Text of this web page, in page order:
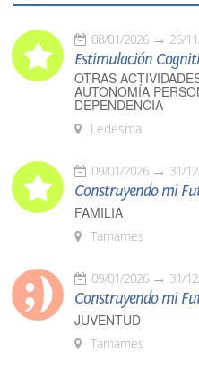
08/01/2026 26/
Estimulación
OTRAS
AUTONOMÍA
DEPENDENCIA
Ledesma
09/01/2026 31/
Construyendo mi
FAMILIA
Tamames
09/01/2026 31/
Construyendo mi
JUVENTUD
Tamames